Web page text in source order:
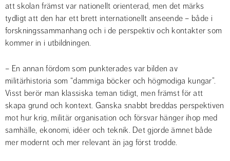
att skolan främst var nationellt orienterad, men det märks
tydligt att den har ett brett internationellt anseende – både i
forskningssammanhang och i de perspektiv och kontakter som
kommer in i utbildningen.
– En annan fördom som punkterades var bilden av
militärhistoria som “dammiga böcker och högmodiga kungar”.
Visst berör man klassiska teman tidigt, men främst för att
skapa grund och kontext. Ganska snabbt breddas perspektiven
mot hur krig, militär organisation och försvar hänger ihop med
samhälle, ekonomi, idéer och teknik. Det gjorde ämnet både
mer modernt och mer relevant än jag först trodde.